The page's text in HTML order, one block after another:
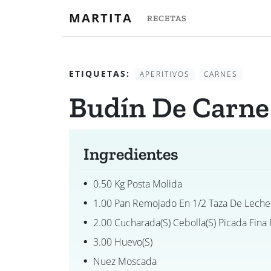
MARTITA RECETAS
ETIQUETAS: APERITIVOS CARNES
Budín De Carne
Ingredientes
0.50 Kg Posta Molida
1.00 Pan Remojado En 1/2 Taza De Leche
2.00 Cucharada(s) Cebolla(s) Picada Fina
3.00 Huevo(s)
Nuez Moscada